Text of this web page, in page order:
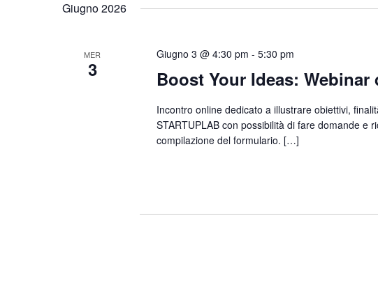
Chiave.
Giugno 2026
MER
3 Boost Your Ideas:
Giugno 3 @ 4:30 pm - 5:30 pm
Incontro online dedicato a illustrare obiettivi,
STARTUPLAB con possibilità di fare domande e
compilazione del formulario. […]